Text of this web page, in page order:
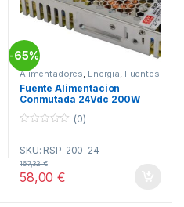
-65%
Alimentadores Energia Fuentes
Alimentación
Fuente Alimentacion
Conmutada 24Vdc 200W
u
t
o
f
(0)
SKU: RSP-200-24
58,00€
167,32€